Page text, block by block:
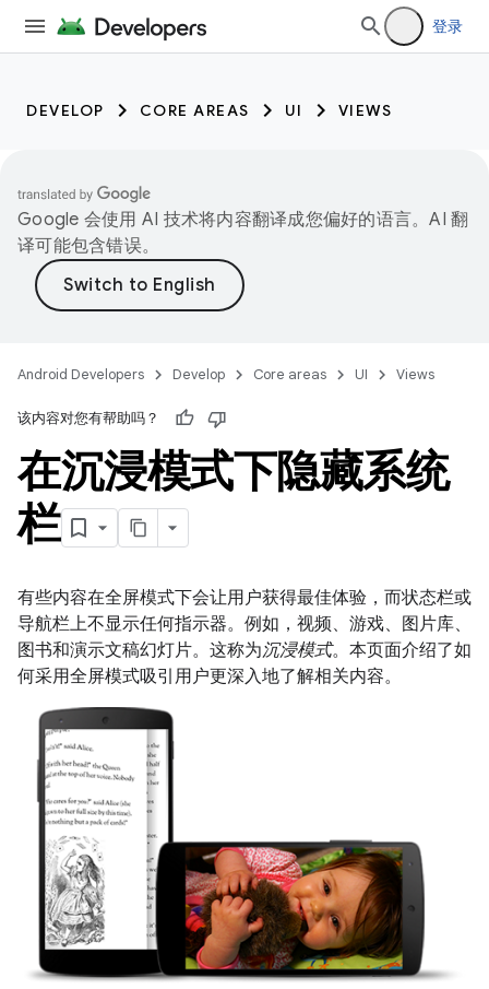
登录
DEVELOP CORE AREAS UI VIEWS
Google 会使用 AI 技术将内容翻译成您偏好的语言。AI 翻
译可能包含错误。
Android Developers Develop Core areas UI Views
该内容对您有帮助吗？
在沉浸模式下隐藏系统
栏
有些内容在全屏模式下会让用户获得最佳体验，而状态栏或
导航栏上不显示任何指示器。例如，视频、游戏、图片库、
图书和演示文稿幻灯片。这称为沉浸模式。本页面介绍了如
何采用全屏模式吸引用户更深入地了解相关内容。